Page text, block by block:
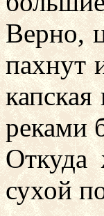
Верно,
пахнут
реками
Откуда
сухой